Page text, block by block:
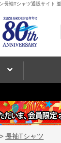
長袖Tシャツ通販サイト
> 長袖Tシャツ